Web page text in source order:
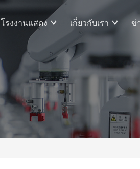
โรงงานแสดง เกี่ยวกับเรา ข่